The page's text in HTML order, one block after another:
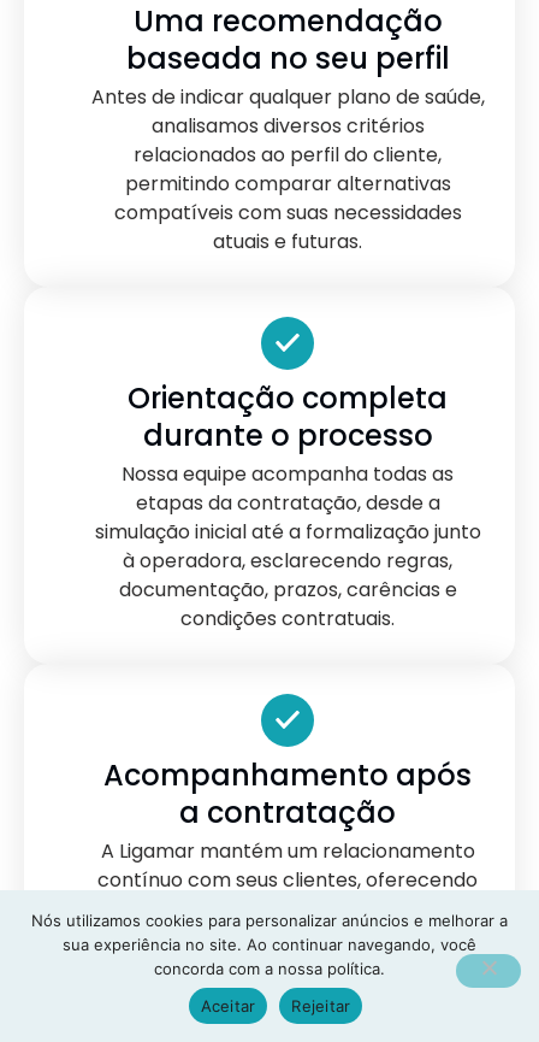
Uma recomendação
baseada no seu perfil
Antes de indicar qualquer plano de saúde,
analisamos diversos critérios
relacionados ao perfil do cliente,
permitindo comparar alternativas
compatíveis com suas necessidades
atuais e futuras.
Orientação completa
durante o processo
Nossa equipe acompanha todas as
etapas da contratação, desde a
simulação inicial até a formalização junto
à operadora, esclarecendo regras,
documentação, prazos, carências e
condições contratuais.
Acompanhamento após
a contratação
A Ligamar mantém um relacionamento
contínuo com seus clientes, oferecendo
suporte sempre que surgirem dúvidas
sobre cobertura, rede credenciada,
documentação ou demais questões
relacionadas ao plano de saúde.
Nós utilizamos cookies para personalizar anúncios e melhorar a
sua experiência no site. Ao continuar navegando, você
concorda com a nossa política.
Aceitar
Rejeitar